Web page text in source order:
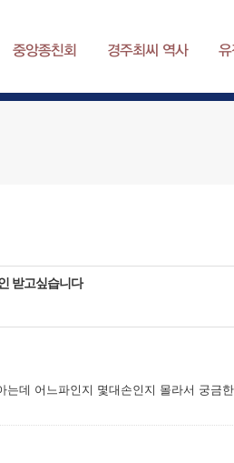
중앙종친회 경주최씨 역사 유
받고싶습니다
는데 어느파인지 몇대손인지 몰라서 궁금